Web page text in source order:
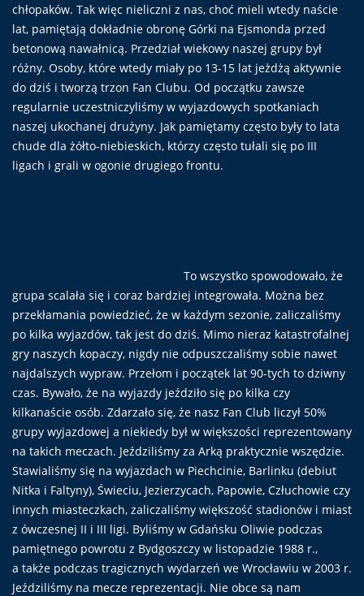
chłopaków. Tak więc nieliczni z nas, choć mieli wtedy naście
lat, pamiętają dokładnie obronę Górki na Ejsmonda przed
betonową nawałnicą. Przedział wiekowy naszej grupy był
różny. Osoby, które wtedy miały po 13-15 lat jeżdżą aktywnie
do dziś i tworzą trzon Fan Clubu. Od początku zawsze
regularnie uczestniczyliśmy w wyjazdowych spotkaniach
naszej ukochanej drużyny. Jak pamiętamy często były to lata
chude dla żółto-niebieskich, którzy często tułali się po III
ligach i grali w ogonie drugiego frontu.
To wszystko spowodowało, że
grupa scalała się i coraz bardziej integrowała. Można bez
przekłamania powiedzieć, że w każdym sezonie, zaliczaliśmy
po kilka wyjazdów, tak jest do dziś. Mimo nieraz katastrofalnej
gry naszych kopaczy, nigdy nie odpuszczaliśmy sobie nawet
najdalszych wypraw. Przełom i początek lat 90-tych to dziwny
czas. Bywało, że na wyjazdy jeździło się po kilka czy
kilkanaście osób. Zdarzało się, że nasz Fan Club liczył 50%
grupy wyjazdowej a niekiedy był w większości reprezentowany
na takich meczach. Jeździliśmy za Arką praktycznie wszędzie.
Stawialiśmy się na wyjazdach w Piechcinie, Barlinku (debiut
Nitka i Faltyny), Świeciu, Jezierzycach, Papowie, Człuchowie czy
innych miasteczkach, zaliczaliśmy większość stadionów i miast
z ówczesnej II i III ligi. Byliśmy w Gdańsku Oliwie podczas
pamiętnego powrotu z Bydgoszczy w listopadzie 1988 r.,
a także podczas tragicznych wydarzeń we Wrocławiu w 2003 r.
Jeździliśmy na mecze reprezentacji. Nie obce są nam